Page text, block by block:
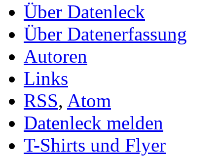
Über Datenleck
Über Datenerfassung
Autoren
Links
RSS, Atom
Datenleck melden
T-Shirts und Flyer